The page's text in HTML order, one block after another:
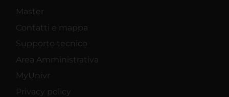
Master
Contatti e mappa
Supporto tecnico
Area Amministrativa
MyUnivr
Privacy policy